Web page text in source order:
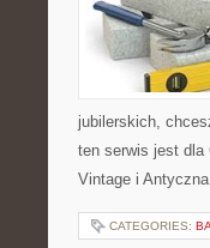
jubilerskich,
ten serwis jest dla
Vintage i
CATEGORIES: